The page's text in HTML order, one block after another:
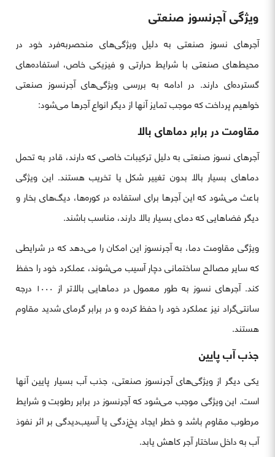
ویژگی آجرنسوز صنعتی
آجرهای نسوز صنعتی به دلیل ویژگی‌های منحصربه‌فرد خود در
محیط‌های صنعتی با شرایط حرارتی و فیزیکی خاص، استفاده‌های
گسترده‌ای دارند. در ادامه به بررسی ویژگی‌های آجرنسوز صنعتی
خواهیم پرداخت که موجب تمایز آنها از دیگر انواع آجرها می‌شود:
مقاومت در برابر دماهای بالا
آجرهای نسوز صنعتی به دلیل ترکیبات خاصی که دارند، قادر به تحمل
دماهای بسیار بالا بدون تغییر شکل یا تخریب هستند. این ویژگی
باعث می‌شود که این آجرها برای استفاده در کوره‌ها، دیگ‌های بخار و
دیگر فضاهایی که دمای بسیار بالا دارند، مناسب باشند.
ویژگی مقاومت دما، به آجرنسوز این امکان را می‌دهد که در شرایطی
که سایر مصالح ساختمانی دچار آسیب می‌شوند، عملکرد خود را حفظ
کند. آجرهای نسوز به طور معمول در دماهایی بالاتر از ۱۰۰۰ درجه
سانتی‌گراد نیز عملکرد خود را حفظ کرده و در برابر گرمای شدید مقاوم
هستند.
جذب آب پایین
یکی دیگر از ویژگی‌های آجرنسوز صنعتی، جذب آب بسیار پایین آنها
است. این ویژگی موجب می‌شود که آجرنسوز در برابر رطوبت و شرایط
مرطوب مقاوم باشد و خطر ایجاد یخ‌زدگی یا آسیب‌دیدگی بر اثر نفوذ
آب به داخل ساختار آجر کاهش یابد.